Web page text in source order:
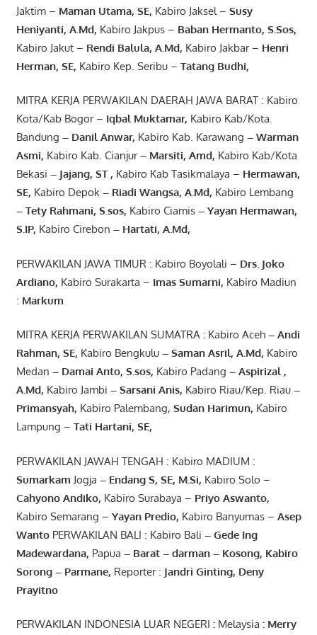
Jaktim – Maman Utama, SE, Kabiro Jaksel – Susy
Heniyanti, A.Md, Kabiro Jakpus – Baban Hermanto, S.Sos,
Kabiro Jakut – Rendi Balula, A.Md, Kabiro Jakbar – Henri
Herman, SE, Kabiro Kep. Seribu – Tatang Budhi,
MITRA KERJA PERWAKILAN DAERAH JAWA BARAT : Kabiro
Kota/Kab Bogor – Iqbal Muktamar, Kabiro Kab/Kota.
Bandung – Danil Anwar, Kabiro Kab. Karawang –Warman
Asmi, Kabiro Kab. Cianjur– Marsiti, Amd, Kabiro Kab/Kota
Bekasi – Jajang, ST , Kabiro Kab Tasikmalaya – Hermawan,
SE, Kabiro Depok– Riadi Wangsa, A.Md, Kabiro Lembang
– Tety Rahmani, S.sos, Kabiro Ciamis– Yayan Hermawan,
S.IP, Kabiro Cirebon – Hartati, A.Md,
PERWAKILAN JAWA TIMUR : Kabiro Boyolali – Drs. Joko
Ardiano, Kabiro Surakarta – Imas Sumarni, Kabiro Madiun
: Markum
MITRA KERJA PERWAKILAN SUMATRA :Kabiro Aceh– Andi
Rahman, SE, Kabiro Bengkulu– Saman Asril, A.Md, Kabiro
Medan – Damai Anto, S.sos, Kabiro Padang – Aspirizal ,
A.Md, Kabiro Jambi – Sarsani Anis, Kabiro Riau/Kep. Riau–
Primansyah, Kabiro Palembang, Sudan Harimun, Kabiro
Lampung – Tati Hartani, SE,
PERWAKILAN JAWAH TENGAH : Kabiro MADIUM :
Sumarkam Jogja – EndangS, SE, M.Si, Kabiro Solo –
Cahyono Andiko, Kabiro Surabaya – Priyo Aswanto,
Kabiro Semarang – Yayan Predio, Kabiro Banyumas – Asep
WantoPERWAKILAN BALI : Kabiro Bali – Gede Ing
Madewardana, Papua – Barat – darman– Kosong, Kabiro
Sorong– Parmane, Reporter : Jandri Ginting, Deny
Prayitno
PERWAKILAN INDONESIA LUAR NEGERI : Melaysia : Merry